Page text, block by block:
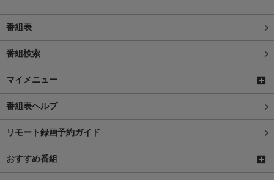
番組表
番組検索
マイメニュー
番組表ヘルプ
リモート録画予約ガイド
おすすめ番組